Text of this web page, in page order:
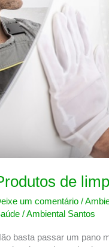
de
um comentário /
/Ambiental Santos
basta passar um pano